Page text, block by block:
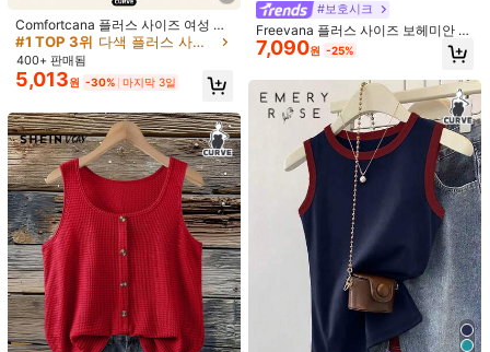
도움이 됨
m***o
, igual essuaveyse moldeabonito
lapedíunatallamásgrandey me gust ó
도움이 됨 (0)
t***i 색: 화이트 / 사이즈: 4XL
Queblusa perfeitagente,linda demais comprei
mas
ficouumpoucolarga nosmeus mas nadaque impe çao
uso.Se tivesse pego umamenor perfeito.
Qualidade do produto:
Perfeito macio, excelente.
도움이 됨(0)
Comfortcana 플러스 사이즈 여성 캐
주얼 휴가 스타일 컬러풀 스트라이프
캐미솔 탱크탑, 탄력 스트라이프 탱크
탑
#1 TOP 3위 다색 플러스 사이즈 탱크 탑 & 카미스
400+ 판매됨
5,013원 -30% 마지막 3일
#보호시크
Freevana 플러스 사이즈 보헤미안 기
하학적 프린트 탱크 탑, 나무 구슬 스
트랩 + 루즈 핏, 빈티지 휴가 스타일
여성용 여름 다용도 민소매 탑
7,090원 -25%